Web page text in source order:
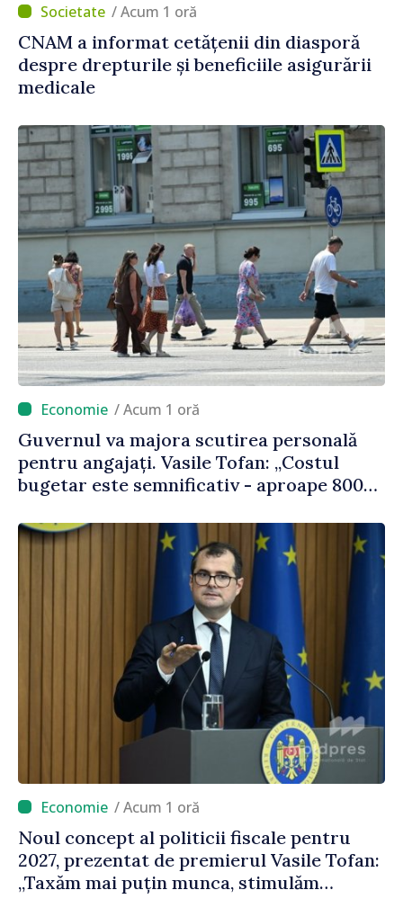
/ Acum 1 oră
CNAM a informat cetățenii din diasporă
despre drepturile și beneficiile asigurării
medicale
/ Acum 1 oră
Guvernul va majora scutirea personală
pentru angajați. Vasile Tofan: „Costul
bugetar este semnificativ - aproape 800
oamenilor”
/ Acum 1 oră
Noul concept al politicii fiscale pentru
2027, prezentat de premierul Vasile Tofan:
„Taxăm mai puțin munca, stimulăm